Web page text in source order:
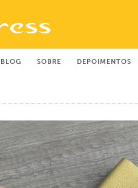
BLOG SOBRE DEPOIMENTOS